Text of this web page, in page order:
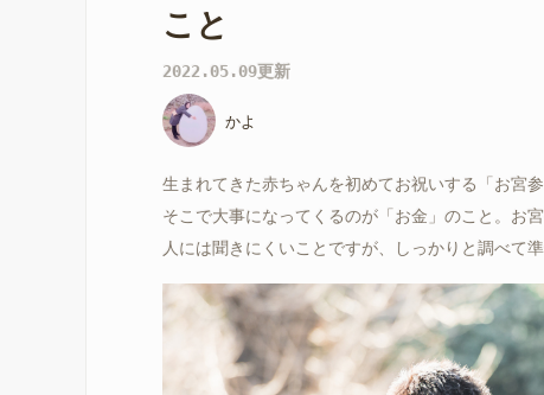
こと
2022.05.09更新
かよ
生まれてきた赤ちゃんを初めてお祝いする「お宮
そこで大事になってくるのが「お金」のこと。お
人には聞きにくいことですが、しっかりと調べて